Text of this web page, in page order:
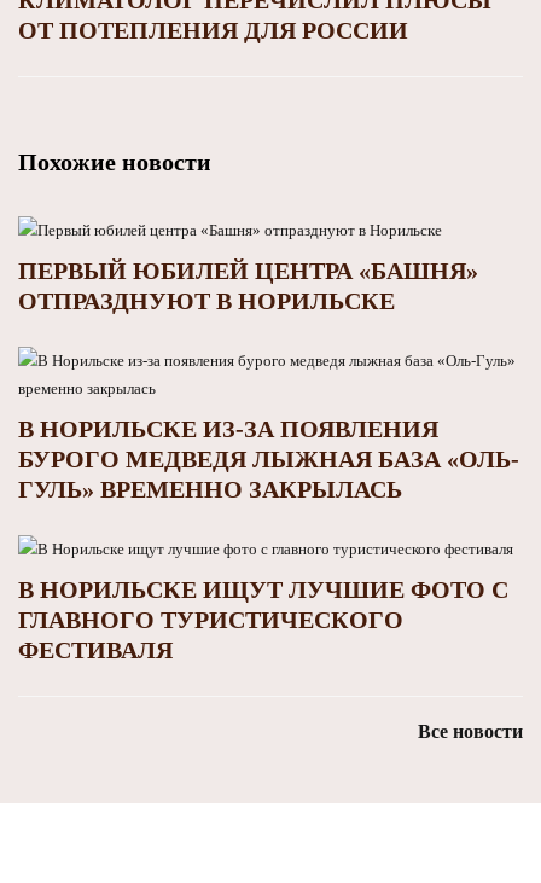
ОТ ПОТЕПЛЕНИЯ ДЛЯ РОССИИ
Похожие новости
ПЕРВЫЙ ЮБИЛЕЙ ЦЕНТРА «БАШНЯ»
ОТПРАЗДНУЮТ В НОРИЛЬСКЕ
В НОРИЛЬСКЕ ИЗ-ЗА ПОЯВЛЕНИЯ
БУРОГО МЕДВЕДЯ ЛЫЖНАЯ БАЗА «ОЛЬ-
ГУЛЬ» ВРЕМЕННО ЗАКРЫЛАСЬ
В НОРИЛЬСКЕ ИЩУТ ЛУЧШИЕ ФОТО С
ГЛАВНОГО ТУРИСТИЧЕСКОГО
ФЕСТИВАЛЯ
Все новости